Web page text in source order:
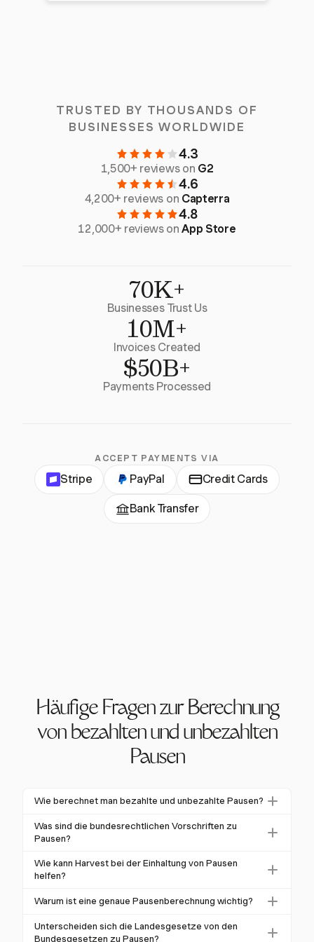
TRUSTED BY THOUSANDS OF
BUSINESSES WORLDWIDE
4.3
1,500+ reviews on G2
4.6
4,200+ reviews on Capterra
4.8
12,000+ reviews onApp Store
70K+
Businesses Trust Us
10M+
Invoices Created
$50B+
Payments Processed
ACCEPT PAYMENTS VIA
Stripe PayPal Credit Cards
Bank Transfer
Häufige Fragen zur Berechnung
von bezahlten und unbezahlten
Pausen
Wie berechnet man bezahlte und unbezahlte Pausen?
Um bezahlte und unbezahlte Pausen zu berechnen,
klassifizieren Sie Pausen, die kürzer als 20 Minuten
Minuten unbezahlt sein können, wenn keine Arbeit
geleistet wird. Verwenden Sie Werkzeuge wie
Harvest, um diese Pausen genau zu verfolgen.
Was sind die bundesrechtlichen Vorschriften zu
Pausen?
Das Bundesgesetz, gemäß dem Fair Labor Standards
Act (FLSA), schreibt keine Pausen vor, aber kurze
werden. Mahlzeitenpausen können unbezahlt sein,
wenn der Mitarbeiter nicht arbeitet.
Wie kann Harvest bei der Einhaltung von Pausen
helfen?
Harvest unterstützt die Einhaltung von Pausen, indem
Zeiterfassung bietet. Dies stellt sicher, dass alle
Warum ist eine genaue Pausenberechnung wichtig?
Eine genaue Pausenberechnung ist entscheidend, um
Lohnabrechnungsfehler und rechtliche Strafen zu
Unterscheiden sich die Landesgesetze von den
Bundesgesetzen zu Pausen?